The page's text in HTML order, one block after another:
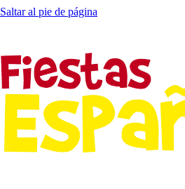
Saltar al pie de página